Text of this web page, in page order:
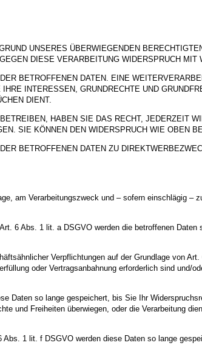
UNSERES ÜBERWIEGENDEN
DIESE VERARBEITUNG WIDERSPRUCH MIT
BETROFFENEN DATEN. EINE
INTERESSEN, GRUNDRECHTE UND
DIENT.
HABEN SIE DAS RECHT, JEDERZEIT
SIE KÖNNEN DEN WIDERSPRUCH WIE OBEN
BETROFFENEN DATEN ZU
am Verarbeitungszweck und – sofern einschlägig –
6 Abs. 1 lit. a DSGVO werden die betroffenen
Verpflichtungen auf der Grundlage von
oder Vertragsanbahnung erforderlich sind und/
Daten so lange gespeichert, bis Sie Ihr
und Freiheiten überwiegen, oder die Verarbeitung
1 lit. f DSGVO werden diese Daten so lange